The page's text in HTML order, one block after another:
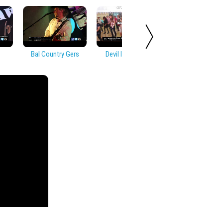
Bal Country Gers Devil In Disguise